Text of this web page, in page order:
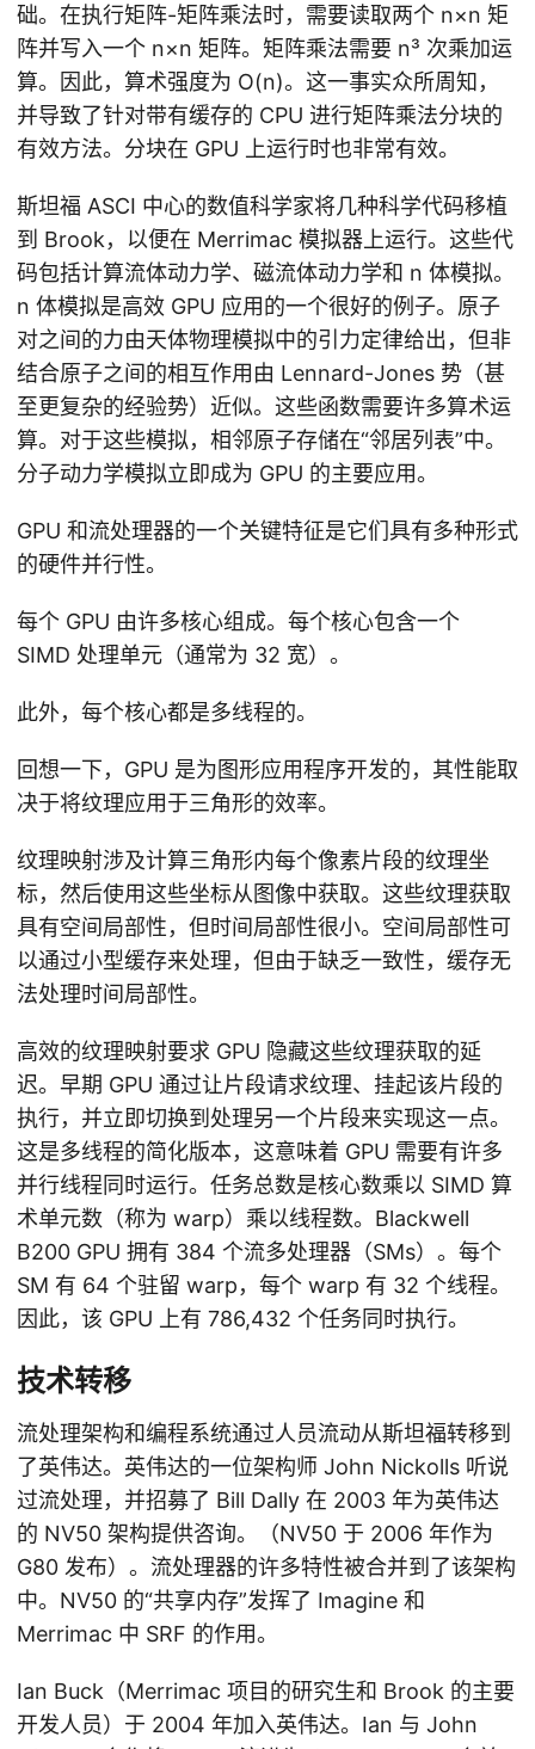
础。在执行矩阵-矩阵乘法时，需要读取两个 n×n 矩
阵并写入一个 n×n 矩阵。矩阵乘法需要 n³ 次乘加运
算。因此，算术强度为 O(n)。这一事实众所周知，
并导致了针对带有缓存的 CPU 进行矩阵乘法分块的
有效方法。分块在 GPU 上运行时也非常有效。
斯坦福 ASCI 中心的数值科学家将几种科学代码移植
到 Brook，以便在 Merrimac 模拟器上运行。这些代
码包括计算流体动力学、磁流体动力学和 n 体模拟。
n 体模拟是高效 GPU 应用的一个很好的例子。原子
对之间的力由天体物理模拟中的引力定律给出，但非
结合原子之间的相互作用由 Lennard-Jones 势（甚
至更复杂的经验势）近似。这些函数需要许多算术运
算。对于这些模拟，相邻原子存储在“邻居列表”中。
分子动力学模拟立即成为 GPU 的主要应用。
GPU 和流处理器的一个关键特征是它们具有多种形式
的硬件并行性。
每个 GPU 由许多核心组成。每个核心包含一个
SIMD 处理单元（通常为 32 宽）。
此外，每个核心都是多线程的。
回想一下，GPU 是为图形应用程序开发的，其性能取
决于将纹理应用于三角形的效率。
纹理映射涉及计算三角形内每个像素片段的纹理坐
标，然后使用这些坐标从图像中获取。这些纹理获取
具有空间局部性，但时间局部性很小。空间局部性可
以通过小型缓存来处理，但由于缺乏一致性，缓存无
法处理时间局部性。
高效的纹理映射要求 GPU 隐藏这些纹理获取的延
迟。早期 GPU 通过让片段请求纹理、挂起该片段的
执行，并立即切换到处理另一个片段来实现这一点。
这是多线程的简化版本，这意味着 GPU 需要有许多
并行线程同时运行。任务总数是核心数乘以 SIMD 算
术单元数（称为 warp）乘以线程数。Blackwell
B200 GPU 拥有 384 个流多处理器（SMs）。每个
SM 有 64 个驻留 warp，每个 warp 有 32 个线程。
因此，该 GPU 上有 786,432 个任务同时执行。
技术转移
流处理架构和编程系统通过人员流动从斯坦福转移到
了英伟达。英伟达的一位架构师 John Nickolls 听说
过流处理，并招募了 Bill Dally 在 2003 年为英伟达
的 NV50 架构提供咨询。（NV50 于 2006 年作为
G80 发布）。流处理器的许多特性被合并到了该架构
中。NV50 的“共享内存”发挥了 Imagine 和
Merrimac 中 SRF 的作用。
Ian Buck（Merrimac 项目的研究生和 Brook 的主要
开发人员）于 2004 年加入英伟达。Ian 与 John